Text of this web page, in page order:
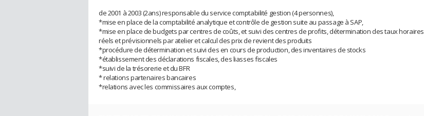
de 2001 à 2003 (2ans) responsable du service comptabilité gestion (4 personnes),
*mise en place de la comptabilité analytique et contrôle de gestion suite au passage à SAP,
*mise en place de budgets par centres de coûts, et suivi des centres de profits, détermination des taux horaires
réels et prévisionnels par atelier et calcul des prix de revient des produits
*procédure de détermination et suivi des en cours de production, des inventaires de stocks
*établissement des déclarations fiscales, des liasses fiscales
*suivi de la trésorerie et du BFR
* relations partenaires bancaires
*relations avec les commissaires aux comptes,